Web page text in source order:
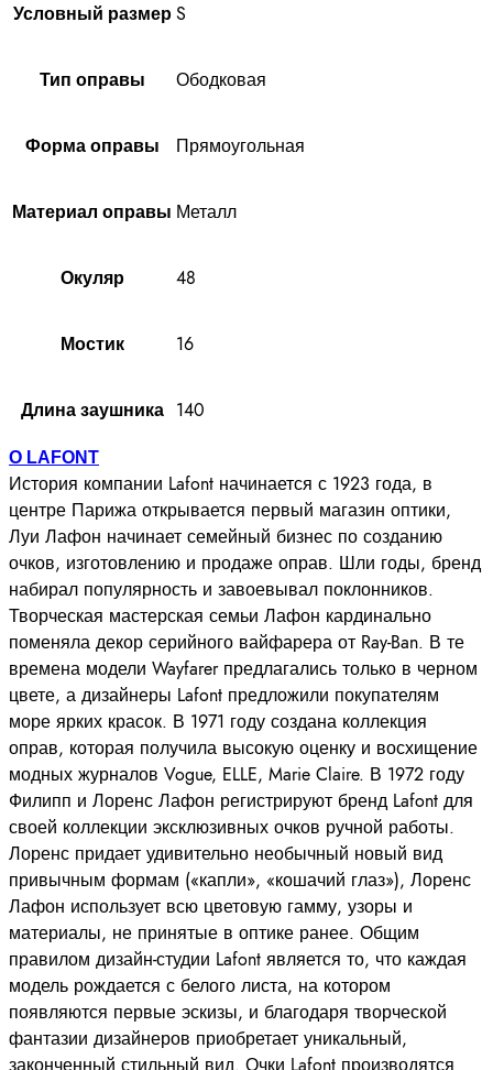
Условный размер S
Тип оправы Ободковая
Форма оправы Прямоугольная
Материал оправы Металл
Окуляр 48
Мостик 16
Длина заушника 140
О LAFONT
История компании Lafont начинается с 1923 года, в
центре Парижа открывается первый магазин оптики,
Луи Лафон начинает семейный бизнес по созданию
очков, изготовлению и продаже оправ. Шли годы, бренд
набирал популярность и завоевывал поклонников.
Творческая мастерская семьи Лафон кардинально
поменяла декор серийного вайфарера от Ray-Ban. В те
времена модели Wayfarer предлагались только в черном
цвете, а дизайнеры Lafont предложили покупателям
море ярких красок. В 1971 году создана коллекция
оправ, которая получила высокую оценку и восхищение
модных журналов Vogue, ELLE, Marie Claire. В 1972 году
Филипп и Лоренс Лафон регистрируют бренд Lafont для
своей коллекции эксклюзивных очков ручной работы.
Лоренс придает удивительно необычный новый вид
привычным формам («капли», «кошачий глаз»), Лоренс
Лафон использует всю цветовую гамму, узоры и
материалы, не принятые в оптике ранее. Общим
правилом дизайн-студии Lafont является то, что каждая
модель рождается с белого листа, на котором
появляются первые эскизы, и благодаря творческой
фантазии дизайнеров приобретает уникальный,